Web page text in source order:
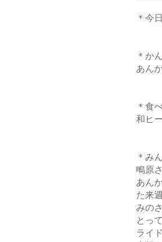
＊今
＊か
あん
＊食
和ヒ
＊み
鴫原
あん
た来
みの
とっ
ライ